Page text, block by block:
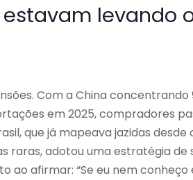
levando
Com a China
em 2025, compradores
que já mapeava jazidas
raras, adotou uma estratégia
ao afirmar: “Se eu nem